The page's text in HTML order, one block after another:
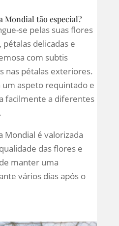
Mondial tão especial?
se pelas suas flores
delicadas e
com subtis
nas pétalas exteriores.
um aspeto requintado e
facilmente a diferentes
Mondial é valorizada
das flores e
manter uma
vários dias após o